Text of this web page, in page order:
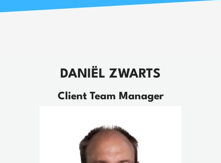
DANIËL ZWARTS
Client Team Manager